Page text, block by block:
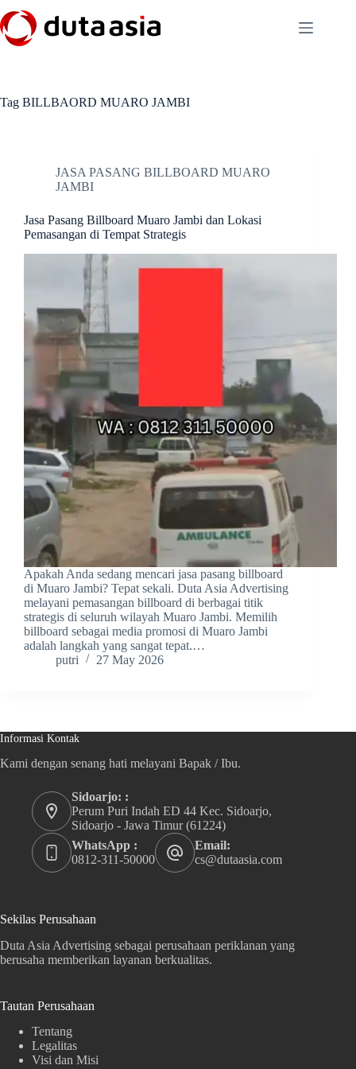
to
content
Tag BILLBAORD MUARO JAMBI
JASA PASANG BILLBOARD MUARO
JAMBI
Jasa Pasang Billboard Muaro Jambi dan Lokasi
Pemasangan di Tempat Strategis
Apakah Anda sedang mencari jasa pasang billboard
di Muaro Jambi? Tepat sekali. Duta Asia Advertising
melayani pemasangan billboard di berbagai titik
strategis di seluruh wilayah Muaro Jambi. Memilih
billboard sebagai media promosi di Muaro Jambi
adalah langkah yang sangat tepat.…
putri
27 May 2026
Informasi Kontak
Kami dengan senang hati melayani Bapak / Ibu.
Sidoarjo: :
Perum Puri Indah ED 44 Kec. Sidoarjo,
Sidoarjo - Jawa Timur (61224)
WhatsApp :
0812-311-50000
Email:
cs@dutaasia.com
Sekilas Perusahaan
Duta Asia Advertising sebagai perusahaan periklanan yang
berusaha memberikan layanan berkualitas.
Tautan Perusahaan
Tentang
Legalitas
Visi dan Misi